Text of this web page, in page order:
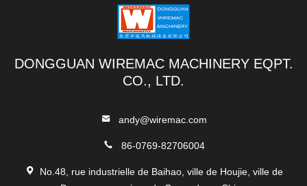
DONGGUAN WIREMAC MACHINERY EQPT.
CO., LTD.
andy@wiremac.com
86-0769-82706004
No.48, rue industrielle de Baihao, ville de Houjie, ville de